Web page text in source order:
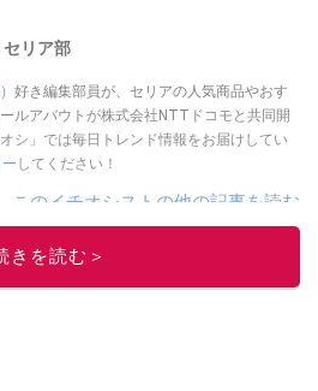
セリア部
好き編集部員が、セリアの人気商品やおす
ルアバウトが株式会社NTTドコモと共同開
シ」では毎日トレンド情報をお届けしてい
してください！
このイチオシストの他の記事を読む
きを読む＞